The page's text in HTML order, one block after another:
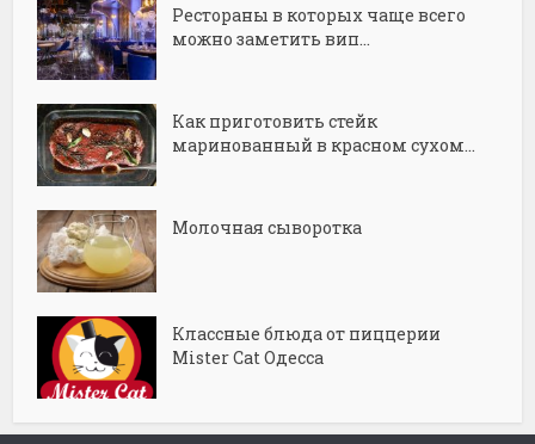
Рестораны в которых чаще всего
можно заметить вип...
Как приготовить стейк
маринованный в красном сухом...
Молочная сыворотка
Классные блюда от пиццерии
Mister Cat Одесса